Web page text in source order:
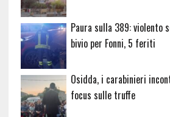
Paura sulla 389: violento
bivio per Fonni, 5 feriti
Osidda, i carabinieri
focus sulle truffe